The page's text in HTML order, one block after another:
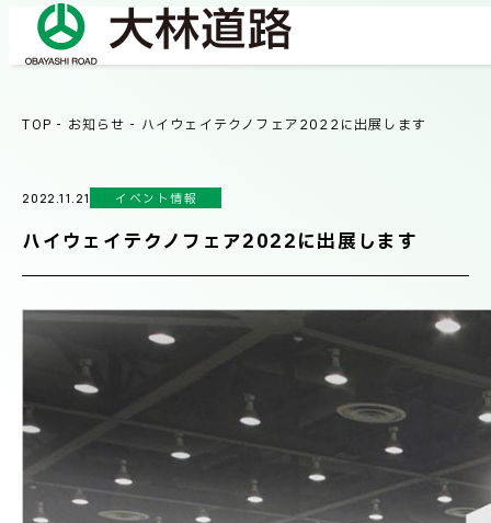
会社概要
社長メッセージ/企業理念
業績情報
サステナビリティ
ネットワーク
電子公告
BUSINESS
事業紹介
OUR WORKS
施工事例
TECHNICAL INFORMATION
技術情報
TOP - お知らせ - ハイウェイテクノフェア2022に出展します
2022.11.21 イベント情報
ハイウェイテクノフェア2022に出展します